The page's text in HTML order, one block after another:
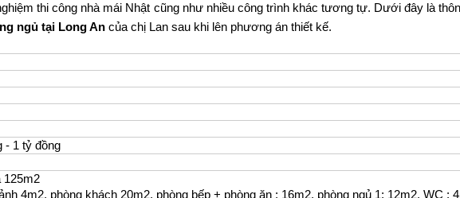
thi công nhà mái Nhật cũng như nhiều công trình khác tương tự. Dưới đây là
ngủ tại Long An của chị Lan sau khi lên phương án thiết kế.
- 1 tỷ đồng
125m2
4m2, phòng khách 20m2, phòng bếp + phòng ăn : 16m2, phòng ngủ 1: 12m2, WC :